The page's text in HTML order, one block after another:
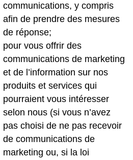
communications, y compris
afin de prendre des mesures
de réponse;
pour vous offrir des
communications de marketing
et de l’information sur nos
produits et services qui
pourraient vous intéresser
selon nous (si vous n’avez
pas choisi de ne pas recevoir
de communications de
marketing ou, si la loi